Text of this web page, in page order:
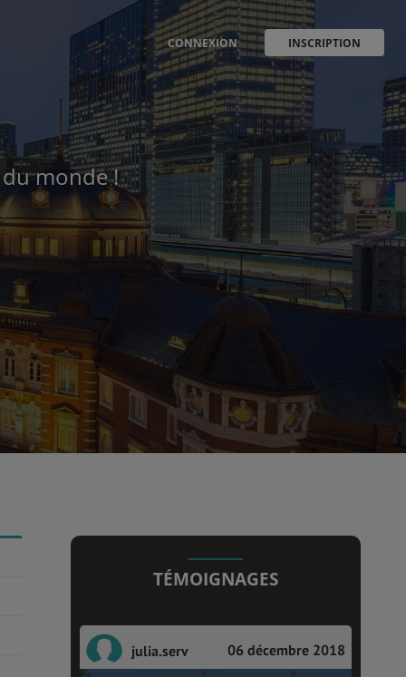
CONNEXION INSCRIPTION
monde !
TÉMOIGNAGES
julia.serv 06 décembre 2018